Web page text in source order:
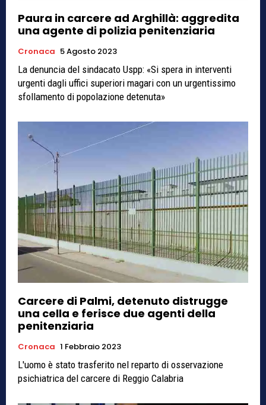
Paura in carcere ad Arghillà: aggredita
una agente di polizia penitenziaria
Cronaca 5 Agosto 2023
La denuncia del sindacato Uspp: «Si spera in interventi
urgenti dagli uffici superiori magari con un urgentissimo
sfollamento di popolazione detenuta»
Carcere di Palmi, detenuto distrugge
una cella e ferisce due agenti della
penitenziaria
Cronaca 1 Febbraio 2023
L'uomo è stato trasferito nel reparto di osservazione
psichiatrica del carcere di Reggio Calabria